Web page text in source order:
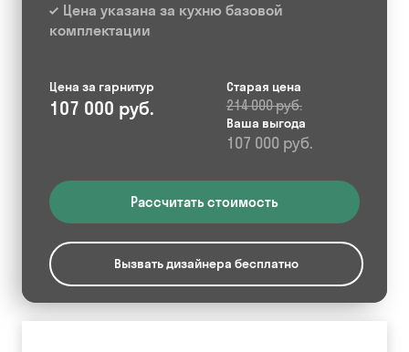
Цена указана за кухню базовой
комплектации
Цена за гарнитур
107 000 руб.
Старая цена
214 000 руб.
Ваша выгода
107 000 руб.
Рассчитать стоимость
Вызвать дизайнера бесплатно